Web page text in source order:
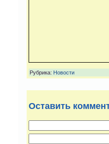
Рубрика: Новости
Оставить